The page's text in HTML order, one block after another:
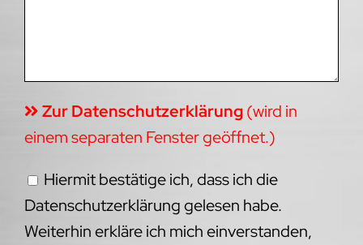
Zur Datenschutzerklärung(wird in
einem separaten Fenster geöffnet.)
Hiermit bestätige ich, dass ich die
Datenschutzerklärung gelesen habe.
Weiterhin erkläre ich mich einverstanden,